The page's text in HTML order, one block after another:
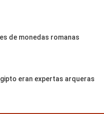
de monedas romanas
eran expertas arqueras